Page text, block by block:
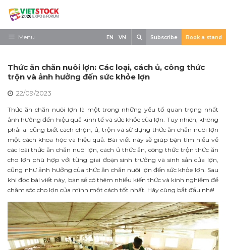
Skip
contentMenu
Về triển lãm
Trưng Bày
Tham Quan
Tin tức
Liên Hệ
EN VN Subscribe Book a stand
Thức ăn chăn nuôi lợn: Các loại, cách ủ, công thức
trộn và ảnh hưởng đến sức khỏe lợn
22/09/2023
Thức ăn chăn nuôi lợn là một trong những yếu tố quan trọng nhất
ảnh hưởng đến hiệu quả kinh tế và sức khỏe của lợn. Tuy nhiên, không
phải ai cũng biết cách chọn, ủ, trộn và sử dụng thức ăn chăn nuôi lợn
một cách khoa học và hiệu quả. Bài viết này sẽ giúp bạn tìm hiểu về
các loại thức ăn chăn nuôi lợn, cách ủ thức ăn, công thức trộn thức ăn
cho lợn phù hợp với từng giai đoạn sinh trưởng và sinh sản của lợn,
cũng như ảnh hưởng của thức ăn chăn nuôi lợn đến sức khỏe lợn. Sau
khi đọc bài viết này, bạn sẽ có thêm nhiều kiến thức và kinh nghiệm để
chăm sóc cho lợn của mình một cách tốt nhất. Hãy cùng bắt đầu nhé!